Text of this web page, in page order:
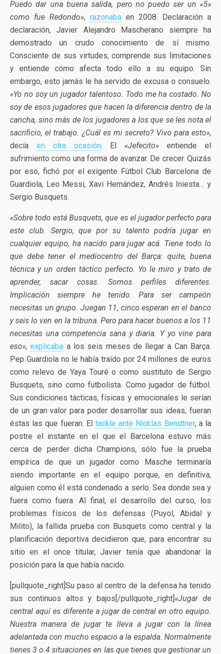
Puedo dar una buena salida, pero no puedo ser un «5»
como fue Redondo», razonaba en 2008. Declaración a
declaración, Javier Alejandro Mascherano siempre ha
demostrado un crudo conocimiento de sí mismo.
Consciente de sus virtudes, comprende sus limitaciones
y entiende cómo afecta todo ello a su equipo. Sin
embargo, esto jamás le ha servido de excusa o consuelo.
«Yo no soy un jugador talentoso. Todo me ha costado. No
soy de esos jugadores que hacen la diferencia dentro de la
cancha, sino más de los jugadores a los que se les nota el
sacrificio, el trabajo. ¿Cuál es mi secreto? Vivo para esto»,
decía en otra ocasión. El «Jefecito» entiende el
sufrimiento como una forma de avanzar. De crecer. Quizás
por eso, fichó por el exigente Fútbol Club Barcelona de
Guardiola, Leo Messi, Xavi Hernández, Andrés Iniesta… y
Sergio Busquets.
«Sobre todo está Busquets, que es el jugador perfecto para
este club. Sergio, que por su talento podría jugar en
cualquier equipo, ha nacido para jugar acá. Tiene todo lo
que debe tener el mediocentro del Barça: quite, buena
técnica y un orden táctico perfecto. Yo le miro y trato de
aprender, sacar cosas. Somos perfiles diferentes.
Implicación siempre he tenido. Para ser campeón
necesitas un grupo. Juegan 11, cinco esperan en el banco
y seis lo ven en la tribuna. Pero para hacer buenos a los 11
necesitas una competencia sana y diaria. Y yo vine para
eso»,explicaba a los seis meses de llegar a Can Barça.
Pep Guardiola no le había traído por 24 millones de euros
como relevo de Yaya Touré o como sustituto de Sergio
Busquets, sino como futbolista. Como jugador de fútbol.
Sus condiciones tácticas, físicas y emocionales le serían
de un gran valor para poder desarrollar sus ideas, fueran
éstas las que fueran. El tackle ante Nicklas Bendtner, a la
postre el instante en el que el Barcelona estuvo más
cerca de perder dicha Champions, sólo fue la prueba
empírica de que un jugador como Masche terminaría
siendo importante en el equipo porque, en definitiva,
alguien como él está condenado a serlo. Sea donde sea y
fuera como fuera. Al final, el desarrollo del curso, los
problemas físicos de los defensas (Puyol, Abidal y
Milito), la fallida prueba con Busquets como central y la
planificación deportiva decidieron que, para encontrar su
sitio en el once titular, Javier tenía que abandonar la
posición para la que había nacido.
[pullquote_right]Su paso al centro de la defensa ha tenido
sus continuos altos y bajos[/pullquote_right]«Jugar de
central aquí es diferente a jugar de central en otro equipo.
Nuestra manera de jugar te lleva a jugar con la línea
adelantada con mucho espacio a la espalda. Normalmente
tienes 3 o 4 situaciones en las que tienes que gestionar un